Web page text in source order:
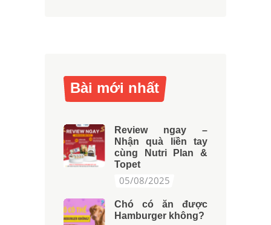
Bài mới nhất
Review ngay –
Nhận quà liền tay
cùng Nutri Plan &
Topet
05/08/2025
Chó có ăn được
Hamburger không?